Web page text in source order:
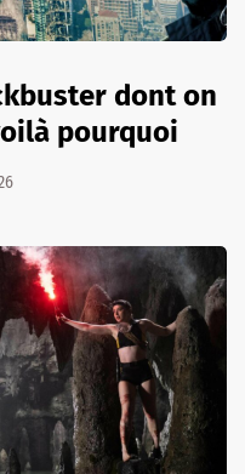
dont on
pourquoi